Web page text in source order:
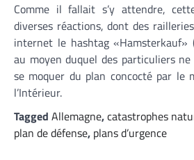
Comme il fallait s’y attendre,
diverses réactions, dont des
internet le hashtag «Hamsterkauf»
au moyen duquel des particuliers
se moquer du plan concocté par le
l’Intérieur.
Tagged Allemagne,catastrophes
plan de défense, plans d’urgence